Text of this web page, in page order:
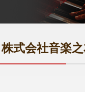
株式会社音楽